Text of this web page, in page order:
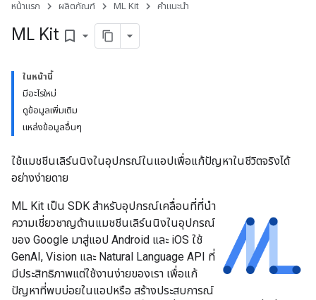
หน้าแรก ผลิตภัณฑ์ ML Kit คำแนะนำ
ML Kit bookmark_border
ในหน้านี้
มีอะไรใหม่
ดูข้อมูลเพิ่มเติม
แหล่งข้อมูลอื่นๆ
ใช้แมชชีนเลิร์นนิงในอุปกรณ์ในแอปเพื่อแก้ปัญหาในชีวิตจริงได้
อย่างง่ายดาย
ML Kit เป็น SDK สำหรับอุปกรณ์เคลื่อนที่ที่นำ
ความเชี่ยวชาญด้านแมชชีนเลิร์นนิงในอุปกรณ์
ของ Google มาสู่แอป Android และ iOS ใช้
GenAI, Vision และ Natural Language API ที่
มีประสิทธิภาพแต่ใช้งานง่ายของเรา เพื่อแก้
ปัญหาที่พบบ่อยในแอปหรือ สร้างประสบการณ์